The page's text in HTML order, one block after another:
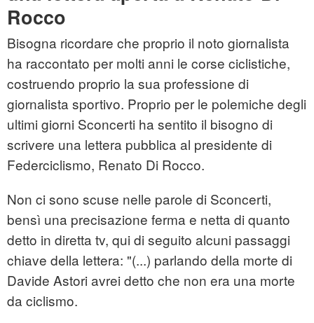
Rocco
Bisogna ricordare che proprio il noto giornalista
ha raccontato per molti anni le corse ciclistiche,
costruendo proprio la sua professione di
giornalista sportivo. Proprio per le polemiche degli
ultimi giorni Sconcerti ha sentito il bisogno di
scrivere una lettera pubblica al presidente di
Federciclismo, Renato Di Rocco.
Non ci sono scuse nelle parole di Sconcerti,
bensì una precisazione ferma e netta di quanto
detto in diretta tv, qui di seguito alcuni passaggi
chiave della lettera: "(...) parlando della morte di
Davide Astori avrei detto che non era una morte
da ciclismo.